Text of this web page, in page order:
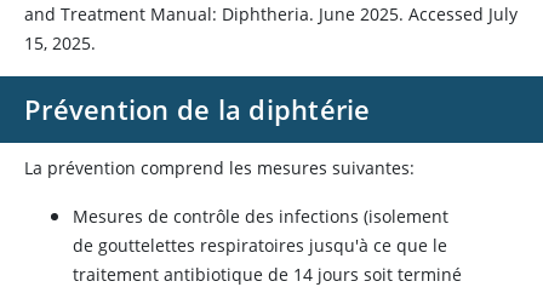
and Treatment Manual: Diphtheria. June 2025. Accessed July
15, 2025.
Prévention de la diphtérie
La prévention comprend les mesures suivantes:
Mesures de contrôle des infections (isolement
de gouttelettes respiratoires jusqu'à ce que le
traitement antibiotique de 14 jours soit terminé